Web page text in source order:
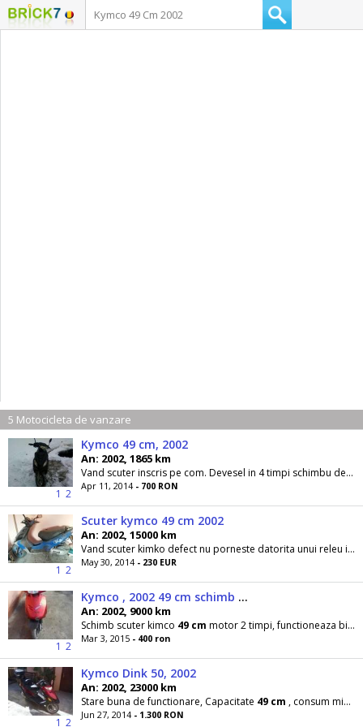
5 Motocicleta de vanzare
1 2
Kymco 49 cm, 2002
An: 2002, 1865 km
Vand scuter inscris pe com. Devesel in 4 timpi schimbu de ulei facut recent aspect placut
Apr 11, 2014 - 700 RON
1 2
Scuter kymco 49 cm 2002
An: 2002, 15000 km
Vand scuter kimko defect nu porneste datorita unui releu in rest scuteru este model nou cu mici defecte la carenaj pret 230 eur usor neg
May 30, 2014 - 230 EUR
1 2
Kymco , 2002 49 cm schimb cu drujba
An: 2002, 9000 km
Schimb scuter kimco 49 cm motor 2 timpi, functioneaza bine trebuie curatat doar carburatorul k nu l
Mar 3, 2015 - 400 ron
1 2
Kymco Dink 50, 2002
An: 2002, 23000 km
Stare buna de functionare, Capacitate 49 cm , consum mic, functionare ireprosabila, ii lipseste
Jun 27, 2014 - 1.300 RON